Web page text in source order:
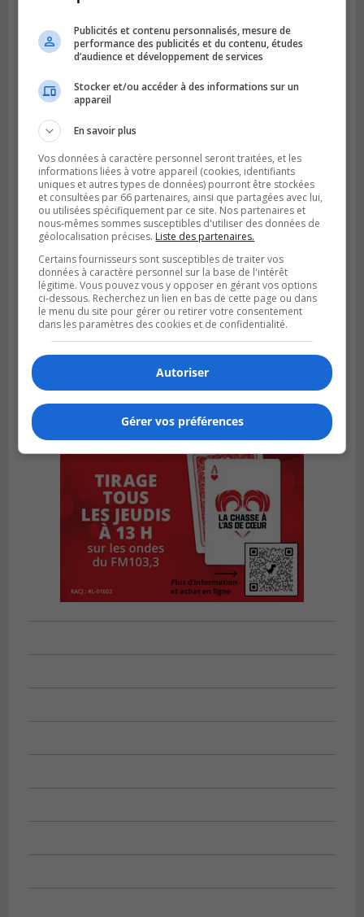
Publié le 6 août 2026 à 16h00
Un Québécois parmi l’élite du soccer
mondial
Publicités et contenu personnalisés, mesure de
performance des publicités et du contenu, études
d’audience et développement de services
Stocker et/ou accéder à des informations sur un
appareil
En savoir plus
Vos données à caractère personnel seront traitées, et les
informations liées à votre appareil (cookies, identifiants
uniques et autres types de données) pourront être stockées
et consultées par 66 partenaires, ainsi que partagées avec lui,
ou utilisées spécifiquement par ce site. Nos partenaires et
nous-mêmes sommes susceptibles d'utiliser des données de
géolocalisation précises. Liste des partenaires.
Certains fournisseurs sont susceptibles de traiter vos
données à caractère personnel sur la base de l'intérêt
légitime. Vous pouvez vous y opposer en gérant vos options
ci-dessous. Recherchez un lien en bas de cette page ou dans
le menu du site pour gérer ou retirer votre consentement
dans les paramètres des cookies et de confidentialité.
Autoriser
Gérer vos préférences